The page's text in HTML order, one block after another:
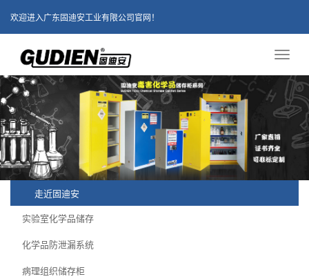
欢迎进入广东固迪安工业有限公司官网！
走近固迪安
实验室化学品储存
化学品防泄漏系统
病理组织储存柜